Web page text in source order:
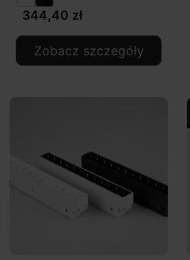
344,40 zł
Zobacz szczegóły